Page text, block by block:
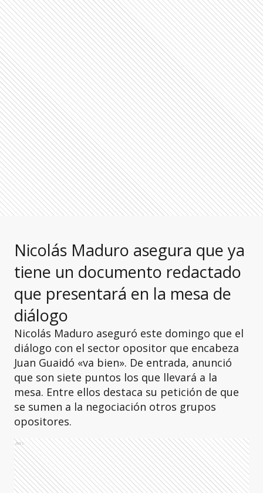
Nicolás Maduro asegura que ya
tiene un documento redactado
que presentará en la mesa de
diálogo
Nicolás Maduro aseguró este domingo que el
diálogo con el sector opositor que encabeza
Juan Guaidó «va bien». De entrada, anunció
que son siete puntos los que llevará a la
mesa. Entre ellos destaca su petición de que
se sumen a la negociación otros grupos
opositores.
Ads